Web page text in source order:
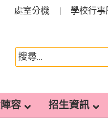
處室分機 學校行事
容 招生資訊